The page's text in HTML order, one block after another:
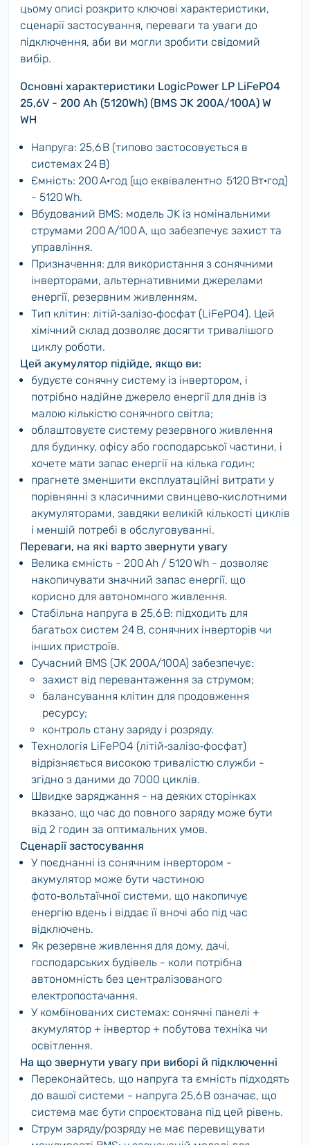
цьому описі розкрито ключові характеристики,
сценарії застосування, переваги та уваги до
підключення, аби ви могли зробити свідомий
вибір.
Основні характеристики LogicPower LP LiFePO4
25,6V - 200 Ah (5120Wh) (BMS JK 200A/100А) W
WH
Напруга: 25,6 В (типово застосовується в
системах 24 В)
Ємність: 200 А·год (що еквівалентно 5120 Вт·год)
- 5120 Wh.
Вбудований BMS: модель JK із номінальними
струмами 200 А/100 А, що забезпечує захист та
управління.
Призначення: для використання з сонячними
інверторами, альтернативними джерелами
енергії, резервним живленням.
Тип клітин: літій‑залізо‑фосфат (LiFePO4). Цей
хімічний склад дозволяє досягти тривалішого
циклу роботи.
Цей акумулятор підійде, якщо ви:
будуєте сонячну систему із інвертором, і
потрібно надійне джерело енергії для днів із
малою кількістю сонячного світла;
облаштовуєте систему резервного живлення
для будинку, офісу або господарської частини, і
хочете мати запас енергії на кілька годин;
прагнете зменшити експлуатаційні витрати у
порівнянні з класичними свинцево‑кислотними
акумуляторами, завдяки великій кількості циклів
і меншій потребі в обслуговуванні.
Переваги, на які варто звернути увагу
Велика ємність - 200 Ah / 5120 Wh - дозволяє
накопичувати значний запас енергії, що
корисно для автономного живлення.
Стабільна напруга в 25,6 В: підходить для
багатьох систем 24 В, сонячних інверторів чи
інших пристроїв.
Сучасний BMS (JK 200A/100A) забезпечує:
захист від перевантаження за струмом;
балансування клітин для продовження
ресурсу;
контроль стану заряду і розряду.
Технологія LiFePO4 (літій‑залізо‑фосфат)
відрізняється високою тривалістю служби -
згідно з даними до 7000 циклів.
Швидке заряджання - на деяких сторінках
вказано, що час до повного заряду може бути
від 2 годин за оптимальних умов.
Сценарії застосування
У поєднанні із сонячним інвертором -
акумулятор може бути частиною
фото‑вольтаїчної системи, що накопичує
енергію вдень і віддає її вночі або під час
відключень.
Як резервне живлення для дому, дачі,
господарських будівель - коли потрібна
автономність без централізованого
електропостачання.
У комбінованих системах: сонячні панелі +
акумулятор + інвертор + побутова техніка чи
освітлення.
На що звернути увагу при виборі й підключенні
Переконайтесь, що напруга та ємність підходять
до вашої системи - напруга 25,6 В означає, що
система має бути спроєктована під цей рівень.
Струм заряду/розряду не має перевищувати